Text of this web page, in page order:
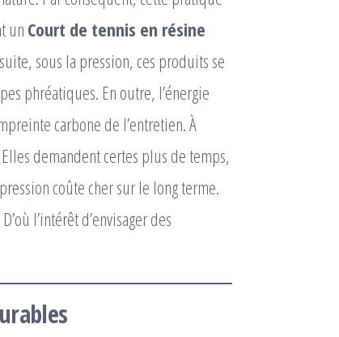
unCourt de tennis en résine
sous la pression, ces produits se
phréatiques. En outre, l’énergie
carbone de l’entretien. À
demandent certes plus de temps,
coûte cher sur le long terme.
l’intérêt d’envisager des